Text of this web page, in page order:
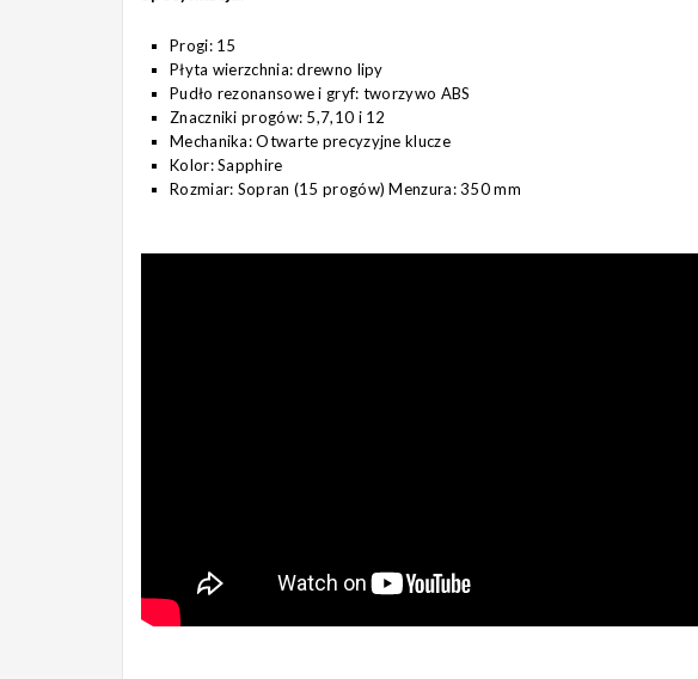
Progi: 15
Płyta wierzchnia: drewno lipy
Pudło rezonansowe i gryf: tworzywo ABS
Znaczniki progów: 5,7,10 i 12
Mechanika: Otwarte precyzyjne klucze
Kolor: Sapphire
Rozmiar: Sopran (15 progów) Menzura: 350 mm